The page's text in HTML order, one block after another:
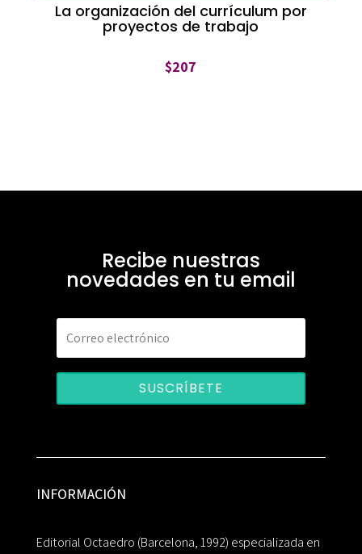
La organización del currículum por
proyectos de trabajo
$207
Recibe nuestras
novedades en tu email
SUSCRÍBETE
INFORMACIÓN
Editorial Octaedro (Barcelona, 1992) especializada en